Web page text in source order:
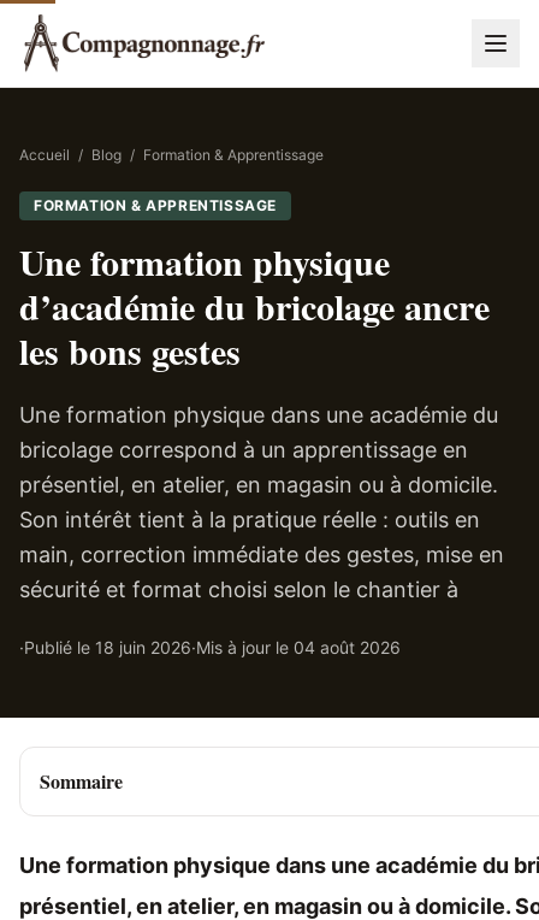
Accueil / Blog / Formation & Apprentissage
FORMATION & APPRENTISSAGE
Une formation physique
d’académie du bricolage ancre
les bons gestes
Une formation physique dans une académie du
bricolage correspond à un apprentissage en
présentiel, en atelier, en magasin ou à domicile.
Son intérêt tient à la pratique réelle : outils en
main, correction immédiate des gestes, mise en
sécurité et format choisi selon le chantier à
·Publié le 18 juin 2026·Mis à jour le 04 août 2026
Sommaire
Une formation physique dans une académie du
présentiel, en atelier, en magasin ou à domicile.